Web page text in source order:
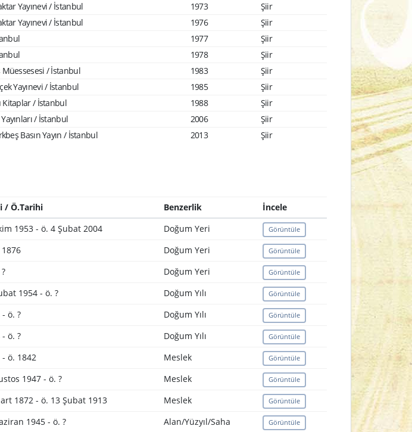
Yayınevi / İstanbul 1973
Şiir
Yayınevi / İstanbul 1976
Şiir
1977
Şiir
1978
Şiir
Müessesesi / İstanbul 1983
Şiir
Yayınevi / İstanbul 1985
Şiir
Kitaplar / İstanbul 1988
Şiir
/ İstanbul 2006
Şiir
Basın Yayın / İstanbul 2013 Şiir
/ Ö.Tarihi Benzerlik
İncele
1953 - ö. 4 Şubat 2004 Doğum Yeri Görüntüle
Doğum Yeri Görüntüle
Doğum Yeri Görüntüle
1954 - ö. ? Doğum Yılı Görüntüle
ö. ? Doğum Yılı Görüntüle
ö. ? Doğum Yılı Görüntüle
ö. 1842 Meslek Görüntüle
1947 - ö. ? Meslek Görüntüle
1872 - ö. 13 Şubat 1913 Meslek Görüntüle
1945 - ö. ? Alan/Yüzyıl/Saha Görüntüle